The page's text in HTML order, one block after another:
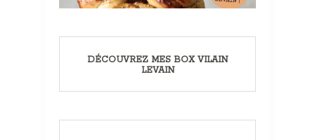
DÉCOUVREZ MES BOX VILAIN
LEVAIN